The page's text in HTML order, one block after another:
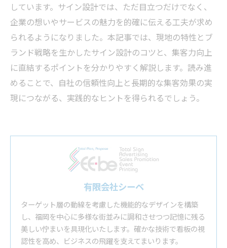
しています。サイン設計では、ただ目立つだけでなく、
企業の想いやサービスの魅力を的確に伝える工夫が求め
られるようになりました。本記事では、現地の特性とブ
ランド戦略を生かしたサイン設計のコツと、集客力向上
に直結するポイントを分かりやすく解説します。読み進
めることで、自社の信頼性向上と長期的な集客効果の実
現につながる、実践的なヒントを得られるでしょう。
有限会社シーベ
ターゲット層の動線を考慮した機能的なデザインを構築
し、福岡を中心に多様な街並みに調和させつつ記憶に残る
美しい佇まいを具現化いたします。確かな技術で看板の視
認性を高め、ビジネスの飛躍を支えてまいります。